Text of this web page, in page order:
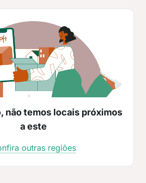
não temos locais próximos
a este
outras regiões